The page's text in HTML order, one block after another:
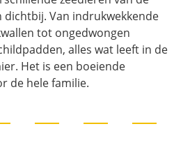
dichtbij. Van indrukwekkende
tot ongedwongen
alles wat leeft in de
Het is een boeiende
de hele familie.